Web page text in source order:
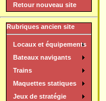
Retour nouveau site
Rubriques ancien site
Locaux et équipements
Bateaux navigants
Trains
Maquettes statiques
Jeux de stratégie